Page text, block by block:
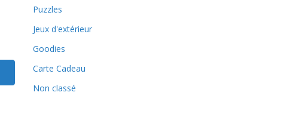
Puzzles
Jeux d'extérieur
Goodies
Carte Cadeau
Non classé